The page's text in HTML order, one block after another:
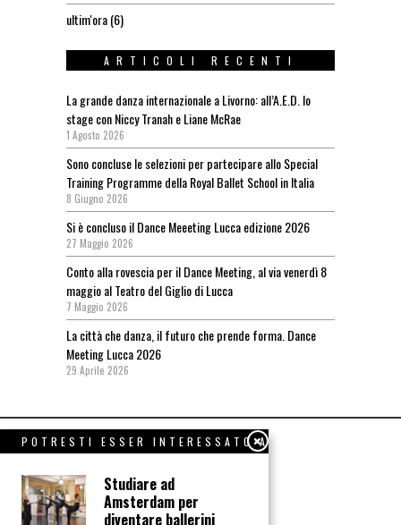
ultim'ora(6)
ARTICOLI RECENTI
La grande danza internazionale a Livorno: all’A.E.D. lo
stage con Niccy Tranah e Liane McRae
1 Agosto 2026
Sono concluse le selezioni per partecipare allo Special
Training Programme della Royal Ballet School in Italia
8 Giugno 2026
Si è concluso il Dance Meeeting Lucca edizione 2026
27 Maggio 2026
Conto alla rovescia per il Dance Meeting, al via venerdì 8
maggio al Teatro del Giglio di Lucca
7 Maggio 2026
La città che danza, il futuro che prende forma. Dance
Meeting Lucca 2026
29 Aprile 2026
POTRESTI ESSER INTERESSATO A
Studiare ad
Amsterdam per
diventare ballerini